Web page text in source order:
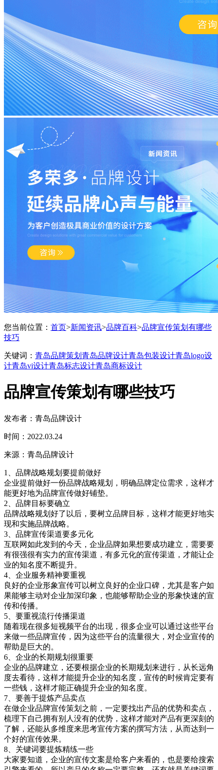
您当前位置： 首页>新闻资讯>品牌百科>品牌宣传策划有哪些
技巧
关键词： 青岛品牌策划 青岛品牌设计青岛包装设计青岛logo设
计青岛vi设计青岛标志设计青岛商标设计
品牌宣传策划有哪些技巧
发布者：青岛品牌设计
时间：2022.03.24
来源：青岛品牌设计
1、品牌战略规划要提前做好
企业提前做好一份品牌战略规划，明确品牌定位需求，这样才
能更好地为品牌宣传做好铺垫。
2、品牌目标要确立
品牌战略规划好了以后，要树立品牌目标，这样才能更好地实
现和实施品牌战略。
3、品牌宣传渠道要多元化
互联网如此发到的今天，企业品牌如果想要成功建立，需要要
有很强很有实力的宣传渠道，有多元化的宣传渠道，才能让企
业的知名度不断提升。
4、企业服务精神要重视
良好的企业形象宣传可以树立良好的企业口碑，尤其是客户如
果能够主动对企业加深印象，也能够帮助企业的形象快速的宣
传和传播。
5、要重视流行传播渠道
随着现在很多短视频平台的出现，很多企业可以通过这些平台
来做一些品牌宣传，因为这些平台的流量很大，对企业宣传的
帮助是巨大的。
6、企业的长期规划很重要
企业的品牌建立，还要根据企业的长期规划来进行，从长远角
度去看待，这样才能提升企业的知名度，宣传的时候肯定要有
一些钱，这样才能正确提升企业的知名度。
7、要善于提炼产品卖点
在做企业品牌宣传策划之前，一定要找出产品的优势和卖点，
梳理下自己拥有别人没有的优势，这样才能对产品有更深刻的
了解，还能从多维度来思考宣传方案的撰写方法，从而达到一
个好的宣传效果。
8、关键词要提炼精练一些
大家要知道，企业的宣传文案是给客户来看的，也是要给搜索